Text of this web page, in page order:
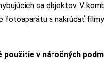
sa objektov. V
fotoaparátu a nakrúcať
v náročných